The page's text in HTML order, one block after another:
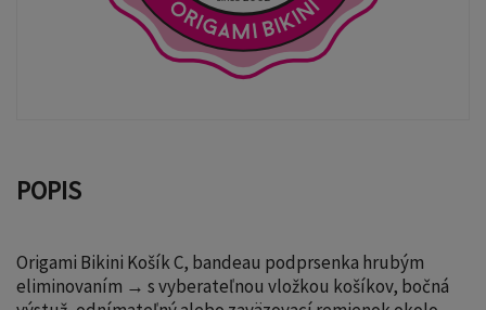
POPIS
Origami Bikini Košík C, bandeau podprsenka hrubým
eliminovaním → s vyberateľnou vložkou košíkov, bočná